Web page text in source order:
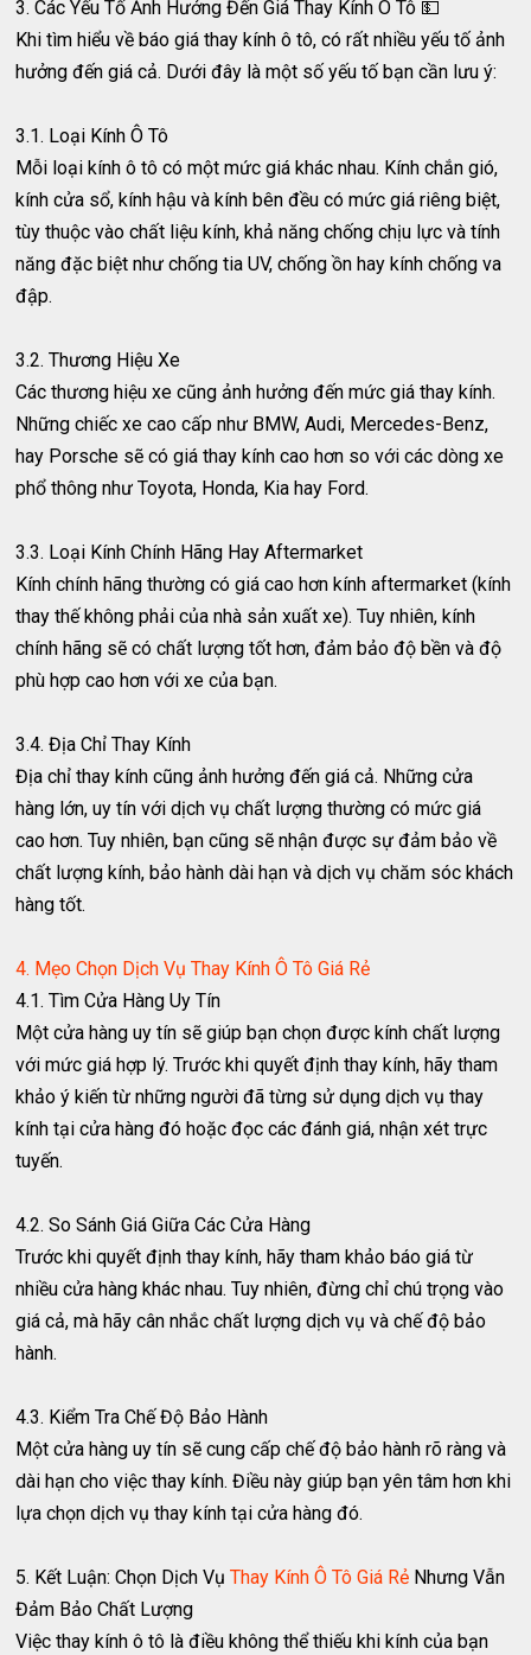
3. Các Yếu Tố Ảnh Hưởng Đến Giá Thay Kính Ô Tô 💵
Khi tìm hiểu về báo giá thay kính ô tô, có rất nhiều yếu tố ảnh
hưởng đến giá cả. Dưới đây là một số yếu tố bạn cần lưu ý:
3.1. Loại Kính Ô Tô
Mỗi loại kính ô tô có một mức giá khác nhau. Kính chắn gió,
kính cửa sổ, kính hậu và kính bên đều có mức giá riêng biệt,
tùy thuộc vào chất liệu kính, khả năng chống chịu lực và tính
năng đặc biệt như chống tia UV, chống ồn hay kính chống va
đập.
3.2. Thương Hiệu Xe
Các thương hiệu xe cũng ảnh hưởng đến mức giá thay kính.
Những chiếc xe cao cấp như BMW, Audi, Mercedes-Benz,
hay Porsche sẽ có giá thay kính cao hơn so với các dòng xe
phổ thông như Toyota, Honda, Kia hay Ford.
3.3. Loại Kính Chính Hãng Hay Aftermarket
Kính chính hãng thường có giá cao hơn kính aftermarket (kính
thay thế không phải của nhà sản xuất xe). Tuy nhiên, kính
chính hãng sẽ có chất lượng tốt hơn, đảm bảo độ bền và độ
phù hợp cao hơn với xe của bạn.
3.4. Địa Chỉ Thay Kính
Địa chỉ thay kính cũng ảnh hưởng đến giá cả. Những cửa
hàng lớn, uy tín với dịch vụ chất lượng thường có mức giá
cao hơn. Tuy nhiên, bạn cũng sẽ nhận được sự đảm bảo về
chất lượng kính, bảo hành dài hạn và dịch vụ chăm sóc khách
hàng tốt.
4. Mẹo Chọn Dịch Vụ Thay Kính Ô Tô Giá Rẻ
4.1. Tìm Cửa Hàng Uy Tín
Một cửa hàng uy tín sẽ giúp bạn chọn được kính chất lượng
với mức giá hợp lý. Trước khi quyết định thay kính, hãy tham
khảo ý kiến từ những người đã từng sử dụng dịch vụ thay
kính tại cửa hàng đó hoặc đọc các đánh giá, nhận xét trực
tuyến.
4.2. So Sánh Giá Giữa Các Cửa Hàng
Trước khi quyết định thay kính, hãy tham khảo báo giá từ
nhiều cửa hàng khác nhau. Tuy nhiên, đừng chỉ chú trọng vào
giá cả, mà hãy cân nhắc chất lượng dịch vụ và chế độ bảo
hành.
4.3. Kiểm Tra Chế Độ Bảo Hành
Một cửa hàng uy tín sẽ cung cấp chế độ bảo hành rõ ràng và
dài hạn cho việc thay kính. Điều này giúp bạn yên tâm hơn khi
lựa chọn dịch vụ thay kính tại cửa hàng đó.
5. Kết Luận: Chọn Dịch VụThay Kính Ô Tô Giá Rẻ Nhưng Vẫn
Đảm Bảo Chất Lượng
Việc thay kính ô tô là điều không thể thiếu khi kính của bạn